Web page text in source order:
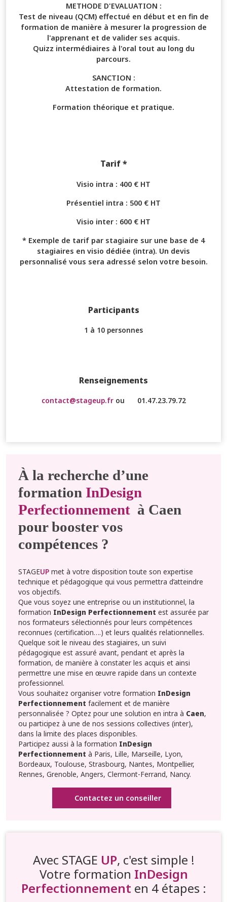
METHODE D'EVALUATION :
Test de niveau (QCM) effectué en début et en fin de
formation de manière à mesurer la progression de
l'apprenant et de valider ses acquis.
Quizz intermédiaires à l'oral tout au long du
parcours.
SANCTION :
Attestation de formation.
Formation théorique et pratique.
Tarif *
Visio intra : 400 € HT
Présentiel intra : 500 € HT
Visio inter : 600 € HT
* Exemple de tarif par stagiaire sur une base de 4
stagiaires en visio dédiée (intra). Un devis
personnalisé vous sera adressé selon votre besoin.
Participants
1 à 10 personnes
Renseignements
contact@stageup.frou 01.47.23.79.72
À la recherche d’une
formation InDesign
Perfectionnement à Caen
pour booster vos
compétences ?
STAGEUP met à votre disposition toute son expertise
technique et pédagogique qui vous permettra d’atteindre
vos objectifs.
Que vous soyez une entreprise ou un institutionnel, la
formation InDesign Perfectionnement est assurée par
nos formateurs sélectionnés pour leurs compétences
reconnues (certification….) et leurs qualités relationnelles.
Quelque soit le niveau des stagiaires, un suivi
pédagogique est assuré avant, pendant et après la
formation, de manière à constater les acquis et ainsi
permettre une mise en œuvre rapide dans un contexte
professionnel.
Vous souhaitez organiser votre formation InDesign
Perfectionnement facilement et de manière
personnalisée ? Optez pour une solution en intra à Caen,
ou participez à une de nos sessions collectives (inter),
dans la limite des places disponibles.
Participez aussi à la formation InDesign
Perfectionnement à Paris, Lille, Marseille, Lyon,
Bordeaux, Toulouse, Strasbourg, Nantes, Montpellier,
Rennes, Grenoble, Angers, Clermont-Ferrand, Nancy.
Contactez un conseiller
Avec STAGE UP, c'est simple !
Votre formation InDesign
Perfectionnement en 4 étapes :